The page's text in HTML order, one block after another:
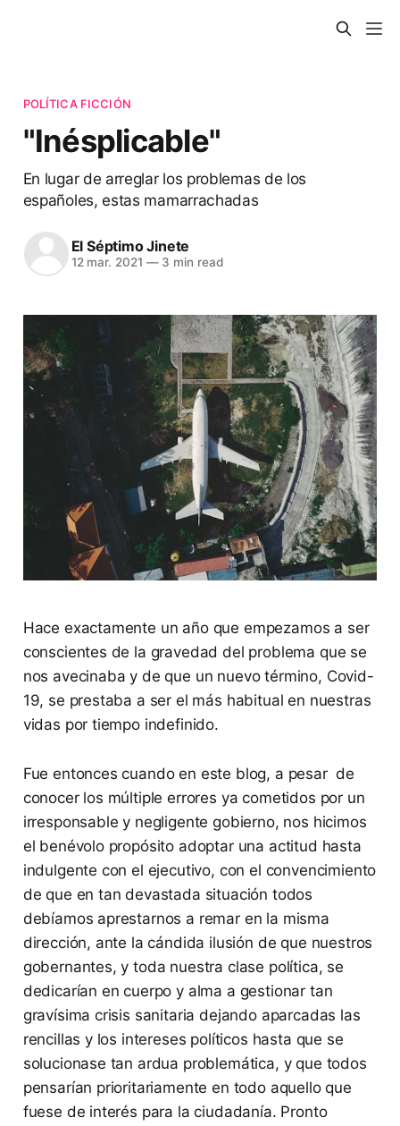
POLÍTICA FICCIÓN
"Inésplicable"
En lugar de arreglar los problemas de los
españoles, estas mamarrachadas
El Séptimo Jinete
12 mar. 2021 —3 min read
Hace exactamente un año que empezamos a ser
conscientes de la gravedad del problema que se
nos avecinaba y de que un nuevo término, Covid-
19, se prestaba a ser el más habitual en nuestras
vidas por tiempo indefinido.
Fue entonces cuando en este blog, a pesar de
conocer los múltiple errores ya cometidos por un
irresponsable y negligente gobierno, nos hicimos
el benévolo propósito adoptar una actitud hasta
indulgente con el ejecutivo, con el convencimiento
de que en tan devastada situación todos
debíamos aprestarnos a remar en la misma
dirección, ante la cándida ilusión de que nuestros
gobernantes, y toda nuestra clase política, se
dedicarían en cuerpo y alma a gestionar tan
gravísima crisis sanitaria dejando aparcadas las
rencillas y los intereses políticos hasta que se
solucionase tan ardua problemática, y que todos
pensarían prioritariamente en todo aquello que
fuese de interés para la ciudadanía. Pronto